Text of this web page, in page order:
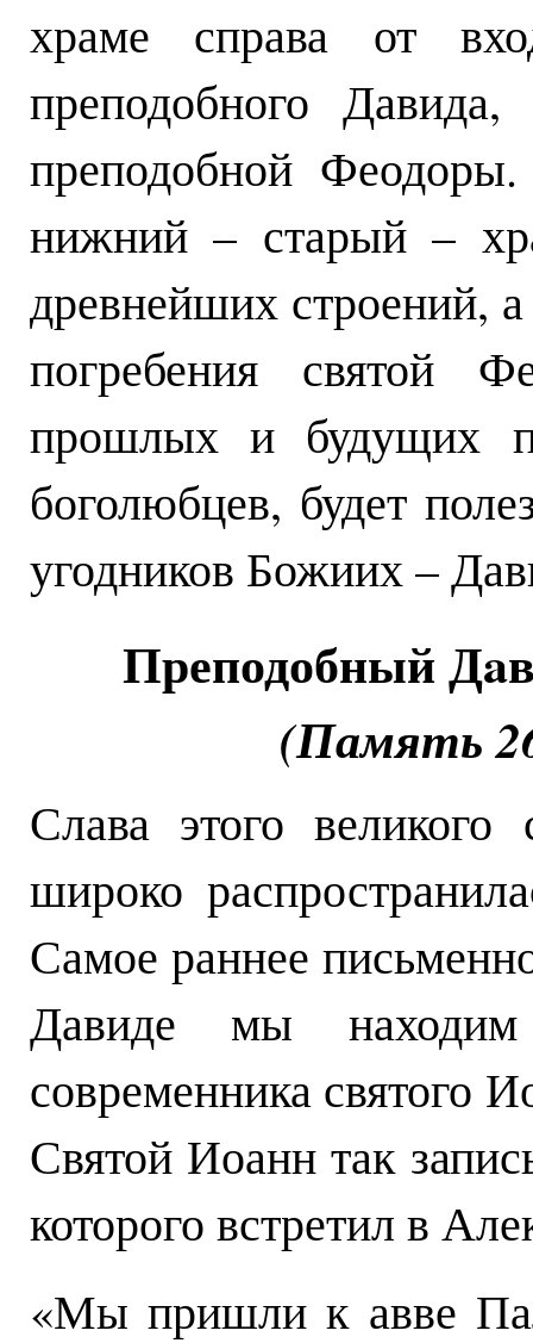
храме справа от
преподобного
преподобной
нижний – старый –
древнейших строений,
погребения святой
прошлых и будущих
боголюбцев, будет
угодников Божиих –
Преподобный
(Память
Слава этого
широко
Самое раннее
Давиде мы
современника святого
Святой Иоанн так
которого встретил в
«Мы пришли к авве